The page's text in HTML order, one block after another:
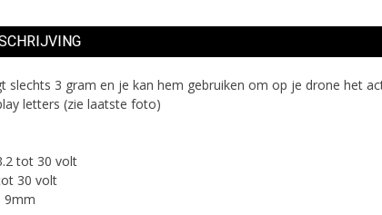
slechts 3 gram en je kan hem gebruiken om op je drone het
letters (zie laatste foto)
tot 30 volt
30 volt
9mm